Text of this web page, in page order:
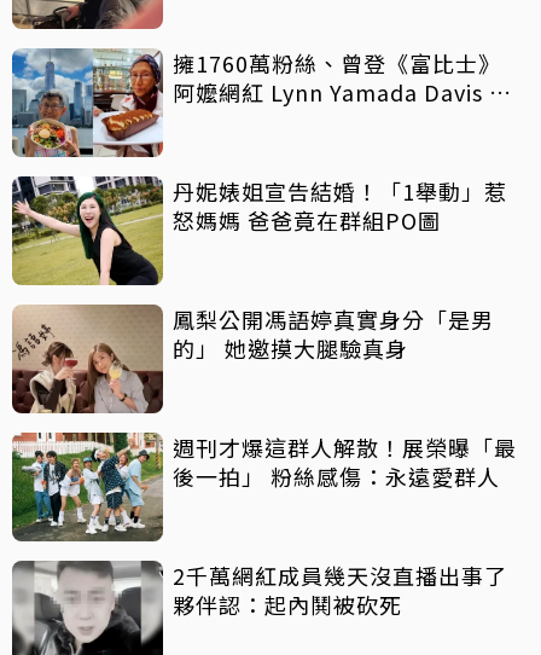
擁1760萬粉絲、曾登《富比士》
阿嬤網紅 Lynn Yamada Davis 驚
丹妮婊姐宣告結婚！「1舉動」惹
怒媽媽 爸爸竟在群組PO圖
鳳梨公開馮語婷真實身分「是男
的」 她邀摸大腿驗真身
週刊才爆這群人解散！展榮曝「最
後一拍」 粉絲感傷：永遠愛群人
2千萬網紅成員幾天沒直播出事了
夥伴認：起內鬨被砍死